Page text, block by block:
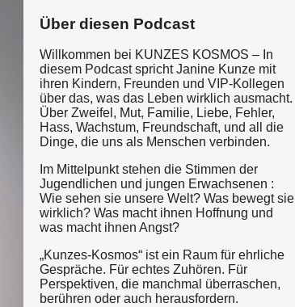
Über diesen Podcast
Willkommen bei KUNZES KOSMOS – In
diesem Podcast spricht Janine Kunze mit
ihren Kindern, Freunden und VIP-Kollegen
über das, was das Leben wirklich ausmacht.
Über Zweifel, Mut, Familie, Liebe, Fehler,
Hass, Wachstum, Freundschaft, und all die
Dinge, die uns als Menschen verbinden.
Im Mittelpunkt stehen die Stimmen der
Jugendlichen und jungen Erwachsenen :
Wie sehen sie unsere Welt? Was bewegt sie
wirklich? Was macht ihnen Hoffnung und
was macht ihnen Angst?
„Kunzes-Kosmos“ ist ein Raum für ehrliche
Gespräche. Für echtes Zuhören. Für
Perspektiven, die manchmal überraschen,
berühren oder auch herausfordern.